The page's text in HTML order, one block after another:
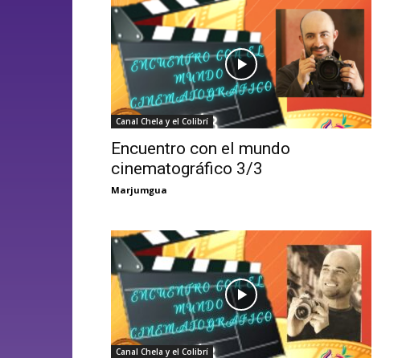
Canal Chela y el Colibrí
Encuentro con el mundo
cinematográfico 3/3
Marjumgua
Canal Chela y el Colibrí